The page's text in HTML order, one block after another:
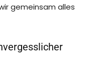
gemeinsam alles